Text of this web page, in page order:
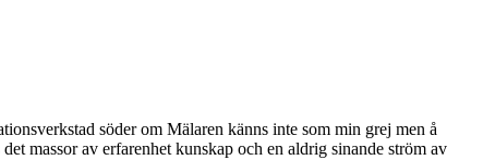
söder om Mälaren känns inte som min grej men å
massor av erfarenhet kunskap och en aldrig sinande ström av